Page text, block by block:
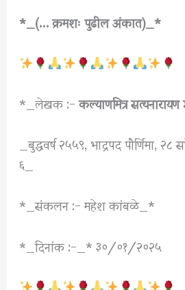
*_(… क्रमशः पुढील अंकात)_*
*_लेखक :-कल्याणमित्र
_बुद्धवर्ष २५५९, भाद्रपद पौर्णिमा,
६_
*_संकलन :- महेश कांबळे_*
*_दिनांक :-_* ३०/०१/२०२५